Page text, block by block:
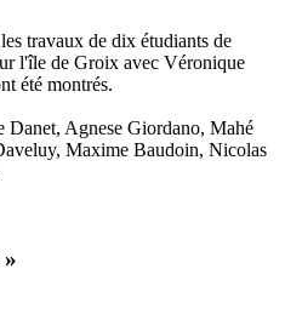
travaux de dix étudiants de
l'île de Groix avec Véronique
été montrés.
Agnese Giordano, Mahé
Maxime Baudoin, Nicolas